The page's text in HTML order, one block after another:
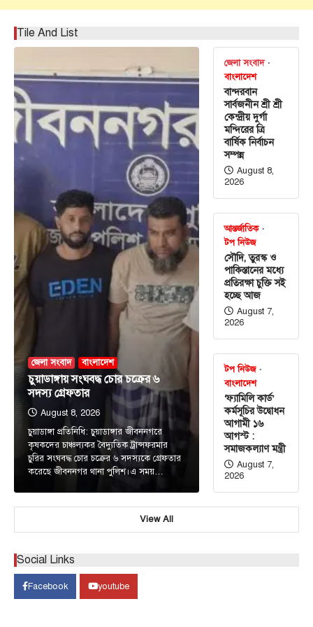
Tile And List
জেলা সংবাদ বাংলাদেশ
চুয়াডাঙ্গায় সংঘবদ্ধ চোর চক্রের ৬
সদস্য গ্রেফতার
August 8, 2026
চুয়াডাঙ্গা প্রতিনিধি: চুয়াডাঙ্গার জীবননগরে
কৃষকদের চাঞ্চল্যকর বৈদ্যুতিক ট্রান্সফরমার
চুরির সংঘবদ্ধ চোর চক্রের ৬ সদস্যকে গ্রেফতার
করেছে জীবননগর থানা পুলিশ।এ সময়…
জেলা সংবাদ
বাংলাদেশ
বান্দরবান
সার্বজনীন শ্রী শ্রী
কেন্দ্রীয় দুর্গা
মন্দিরের ত্রি
বার্ষিক নির্বাচন
সম্পন্ন
August 8,
2026
আন্তর্জাতিক
টপ নিউজ
সৌদি, তুরস্ক ও
পাকিস্তানের মধ্যে
প্রতিরক্ষা চুক্তি সই
হচ্ছে আজ
August 7,
2026
টপ নিউজ
বাংলাদেশ
‘ফ্যামিলি কার্ড’
কর্মসূচির উদ্বোধন
আগামী ১৬
আগস্ট :
সমাজকল্যাণ মন্ত্রী
August 7,
2026
View All
Social Links
Facebook youtube
টপ নিউজ
August 7, 2026
ঢাকা, ৭ আগস্ট, ২০২৬ (বাসস) : সৌদি আরব, তুরস্ক ও